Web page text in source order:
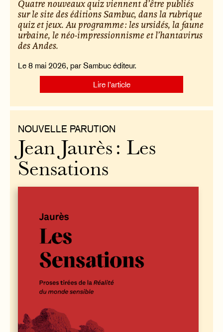
Quatre nouveaux quiz viennent d’être publiés
sur le site des éditions Sambuc, dans la rubrique
quiz et jeux. Au programme : les ursidés, la faune
urbaine, le néo-impressionnisme et l’hantavirus
des Andes.
Le 8 mai 2026, par Sambuc éditeur.
Lire l’article
NOUVELLE PARUTION
Jean Jaurès : Les
Sensations